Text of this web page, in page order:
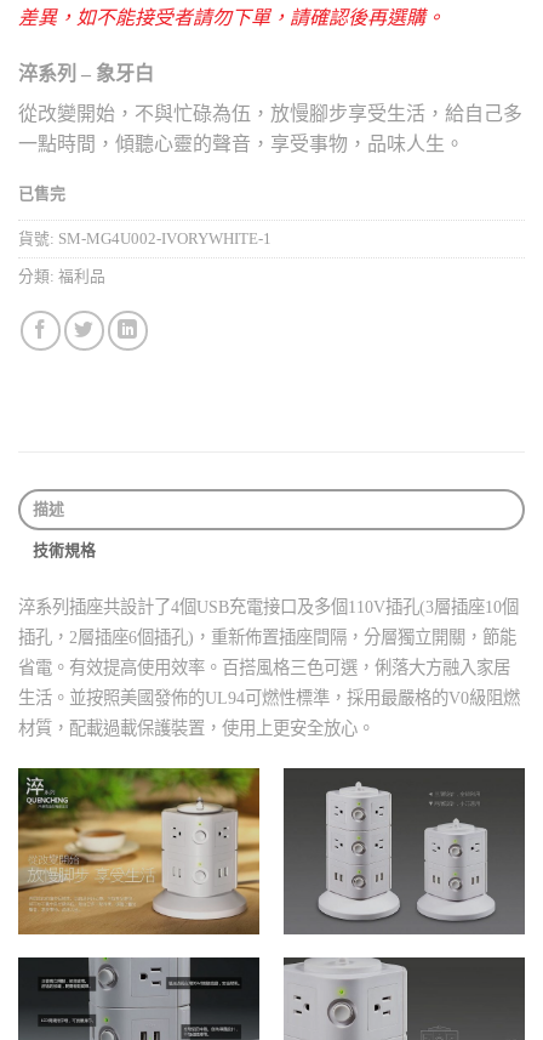
差異，如不能接受者請勿下單，請確認後再選購。
淬系列 – 象牙白
從改變開始，不與忙碌為伍，放慢腳步享受生活，給自己多
一點時間，傾聽心靈的聲音，享受事物，品味人生。
已售完
貨號: SM-MG4U002-IVORYWHITE-1
分類: 福利品
描述
技術規格
淬系列插座共設計了4個USB充電接口及多個110V插孔(3層插座10個
插孔， 2層插座6個插孔) ，重新佈置插座間隔，分層獨立開關，節能
省電。有效提高使用效率。百搭風格三色可選，俐落大方融入家居
生活。並按照美國發佈的UL94可燃性標準，採用最嚴格的V0級阻燃
材質，配載過載保護裝置，使用上更安全放心。